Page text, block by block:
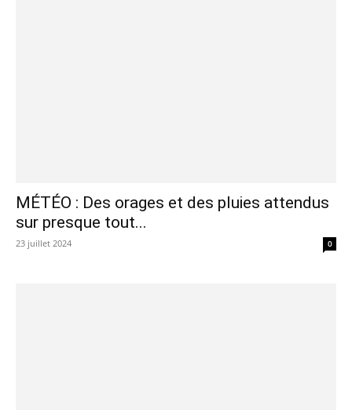
MÉTÉO : Des orages et des pluies attendus
sur presque tout...
23 juillet 2024 0